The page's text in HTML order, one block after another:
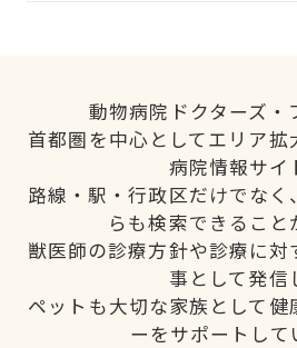
動物病院ドクターズ・
首都圏を中心としてエリア
病院情報サイ
路線・駅・行政区だけでな
らも検索できること
獣医師の診療方針や診療に
事として発信
ペットも大切な家族として
ーをサポートして